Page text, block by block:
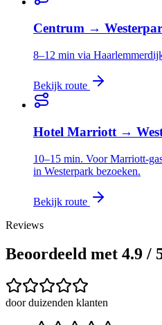
Centrum →
8–12 min via
Bekijk route
Hotel Marriott →
10–15 min. Voor Marriott-
in Westerpark bezoeken.
Bekijk route
Reviews
Beoordeeld met 4.9 /
door duizenden klanten